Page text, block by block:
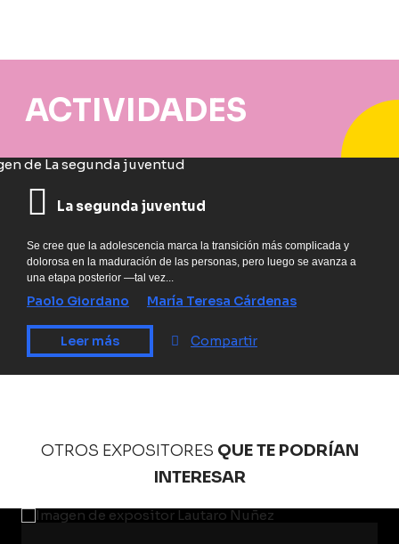
ACTIVIDADES
La segunda juventud
Se cree que la adolescencia marca la transición más complicada y
dolorosa en la maduración de las personas, pero luego se avanza a
una etapa posterior —tal vez...
Paolo Giordano María Teresa Cárdenas
Leer más Compartir
OTROS EXPOSITORES QUE TE PODRÍAN
INTERESAR